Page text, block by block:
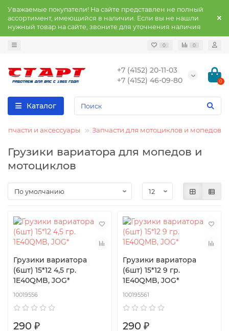
Уважаемые покупатели! На сайте представлен не полный
ассортимент, имеющийся в наличии. Если вы не нашли
нужный товар на сайте, звоните для уточнения наличия
0 0
+7 (4152) 20-11-03
+7 (4152) 46-09-80
0
Каталог
Запчасти и аксессуары Запчасти для мотоциклов и мопедов
Грузики вариатора для мопедов и
мотоциклов
Грузики вариатора
(6шт) 15*12 4,5 гр.
1E40QMB, JOG*
10019556
290 ₽
Грузики вариатора
(6шт) 15*12 9 гр.
1E40QMB, JOG*
100195561
290 ₽